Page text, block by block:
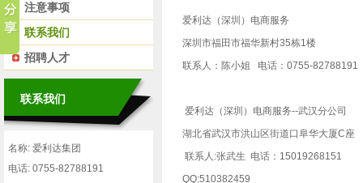
注意事项
联系我们
招聘人才
联系我们
名称: 爱利达集团
电话: 0755-82788191
爱利达（深圳）电商服务
深圳市福田市福华新村35栋1楼
联系人：陈小姐 电话：0755-82788191
爱利达（深圳）电商服务--武汉分公司
湖北省武汉市洪山区街道口阜华大厦C座
联系人:张武生 电话：15019268151
QQ:510382459